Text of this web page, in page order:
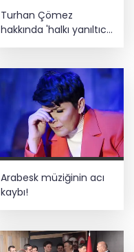
Turhan Çömez
hakkında 'halkı yanıltıcı
Arabesk müziğinin acı
kaybı!